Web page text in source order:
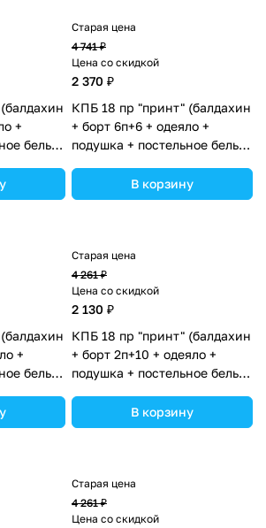
+
белье
Старая цена
4 741 ₽
Цена со скидкой
2 370 ₽
КПБ 18 пр "принт" (балдахин
+ борт 6п+6 + одеяло +
подушка + постельное белье
(№П207_10) цвета в
ассортименте.
В корзину
+
белье
в
Старая цена
4 261 ₽
Цена со скидкой
2 130 ₽
КПБ 18 пр "принт" (балдахин
+ борт 2п+10 + одеяло +
подушка + постельное белье
(№П207_2а10_07) цвета в
ассортименте.
В корзину
Старая цена
4 261 ₽
Цена со скидкой